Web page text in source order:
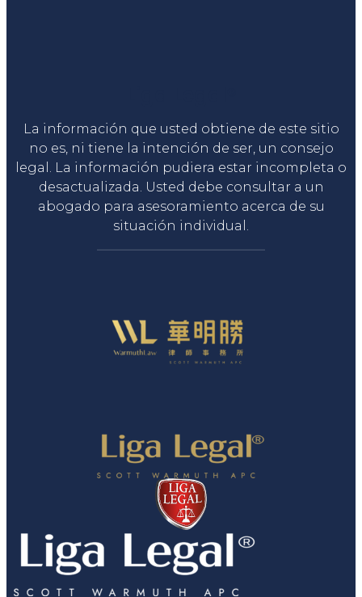
La información que usted obtiene de este sitio
no es, ni tiene la intención de ser, un consejo
legal. La información pudiera estar incompleta o
desactualizada. Usted debe consultar a un
abogado para asesoramiento acerca de su
situación individual.